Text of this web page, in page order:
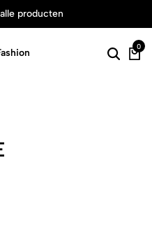
producten
0